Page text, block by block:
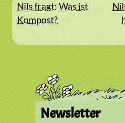
Beitragsnavigation
Nils fragt: Was ist
Kompost?
Newsletter